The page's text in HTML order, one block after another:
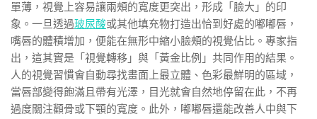
單薄，視覺上容易讓兩頰的寬度更突出，形成「臉大」的印
象。一旦透過玻尿酸或其他填充物打造出恰到好處的嘟嘟唇，
嘴唇的體積增加，便能在無形中縮小臉頰的視覺佔比。專家指
出，這其實是「視覺轉移」與「黃金比例」共同作用的結果。
人的視覺習慣會自動尋找畫面上最立體、色彩最鮮明的區域，
當唇部變得飽滿且帶有光澤，目光就會自然地停留在此，不再
過度關注顴骨或下顎的寬度。此外，嘟嘟唇還能改善人中與下